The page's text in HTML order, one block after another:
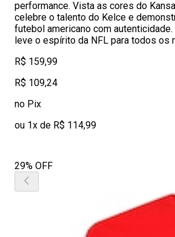
performance. Vista as cores do
celebre o talento do Kelce e
futebol americano com autenticidade.
leve o espírito da NFL para todos os
R$ 159,99
R$ 109,24
no Pix
ou 1x de R$ 114,99
29% OFF